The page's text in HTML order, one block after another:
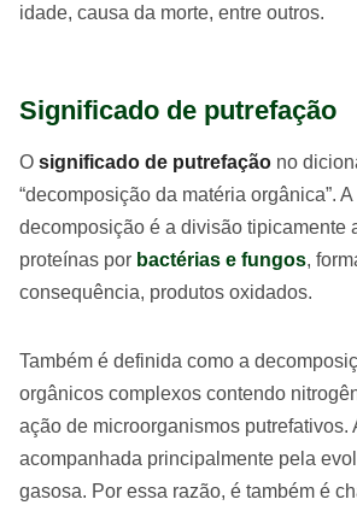
idade, causa da morte, entre outros.
Significado de putrefação
O significado de putrefação no
“decomposição da matéria orgânica”. A
decomposição é a divisão tipicamente
proteínas por bactérias e fungos,
consequência, produtos oxidados.
Também é definida como a
orgânicos complexos contendo
ação de microorganismos putrefativos.
acompanhada principalmente pela
gasosa. Por essa razão, é também é